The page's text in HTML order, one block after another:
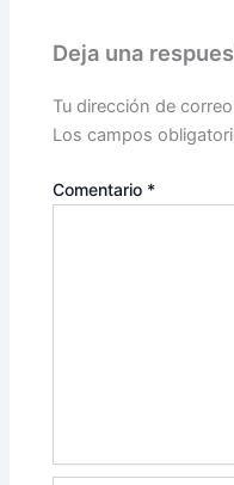
Deja una
Tu dirección de
Los campos
Comentario *